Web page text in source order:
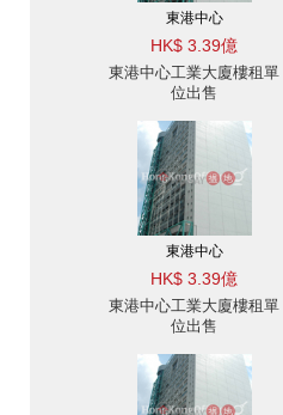
東港中心
HK$ 3.39億
東港中心工業大廈樓租單
位出售
東港中心
HK$ 3.39億
東港中心工業大廈樓租單
位出售